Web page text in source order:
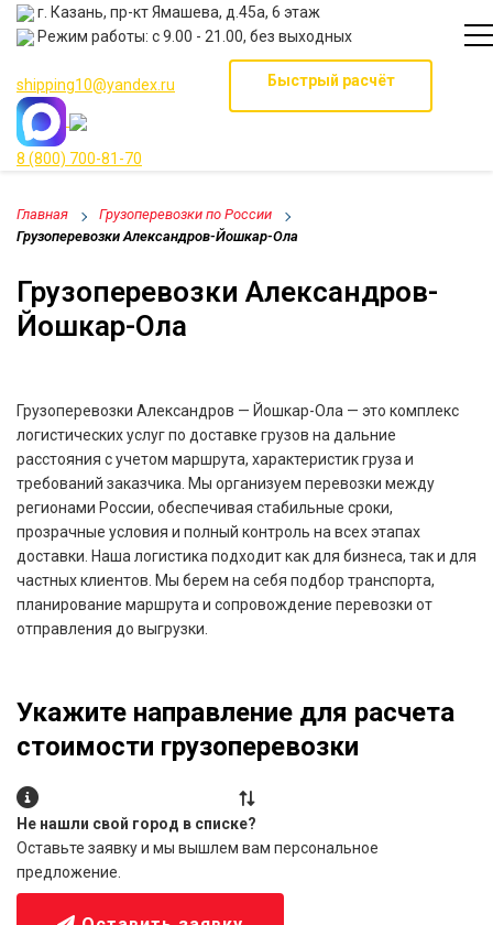
г. Казань, пр-кт Ямашева, д.45а, 6 этаж
Режим работы: с 9.00 - 21.00, без выходных
shipping10@yandex.ru
8 (800) 700-81-70
Быстрый расчёт
Главная
Грузоперевозки по России
Грузоперевозки Александров-Йошкар-Ола
Грузоперевозки Александров-
Йошкар-Ола
Грузоперевозки Александров — Йошкар-Ола — это комплекс
логистических услуг по доставке грузов на дальние
расстояния с учетом маршрута, характеристик груза и
требований заказчика. Мы организуем перевозки между
регионами России, обеспечивая стабильные сроки,
прозрачные условия и полный контроль на всех этапах
доставки. Наша логистика подходит как для бизнеса, так и для
частных клиентов. Мы берем на себя подбор транспорта,
планирование маршрута и сопровождение перевозки от
отправления до выгрузки.
Укажите направление для расчета
стоимости грузоперевозки
Не нашли свой город в списке?
Оставьте заявку и мы вышлем вам персональное
предложение.